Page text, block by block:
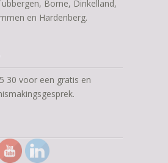
Borne, Dinkelland,
en Hardenberg.
30 voor een gratis en